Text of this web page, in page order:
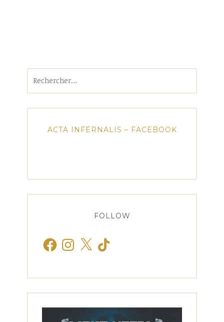
ACTA INFERNALIS – FACEBOOK
FOLLOW
FacebookInstagram
X TikTok